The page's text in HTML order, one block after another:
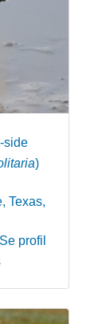
side
)
Texas,
Se profil